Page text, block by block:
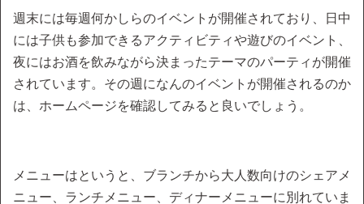
週末には毎週何かしらのイベントが開催されており、日中
には子供も参加できるアクティビティや遊びのイベント、
夜にはお酒を飲みながら決まったテーマのパーティが開催
されています。その週になんのイベントが開催されるのか
は、ホームページを確認してみると良いでしょう。
メニューはというと、ブランチから大人数向けのシェアメ
ニュー、ランチメニュー、ディナーメニューに別れていま